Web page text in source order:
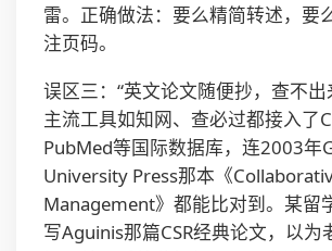
雷。正确做法：要么精简转述，要
注页码。
误区三：“英文论文随便抄，查不出
主流工具如知网、查必过都接入了
PubMed等国际数据库，连2003年
University Press那本《
Management》都能比对到。某留
写Aguinis那篇CSR经典论文，以为